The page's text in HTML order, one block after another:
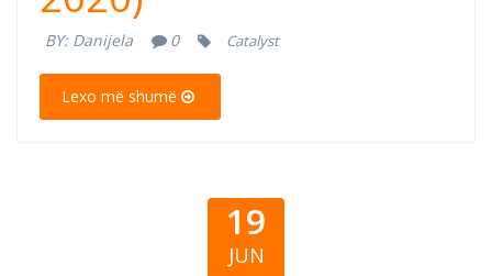
COVID-19 (15.
jun 2020)
BY: Danijela 0 Catalyst
Lexo më shumë
19
JUN